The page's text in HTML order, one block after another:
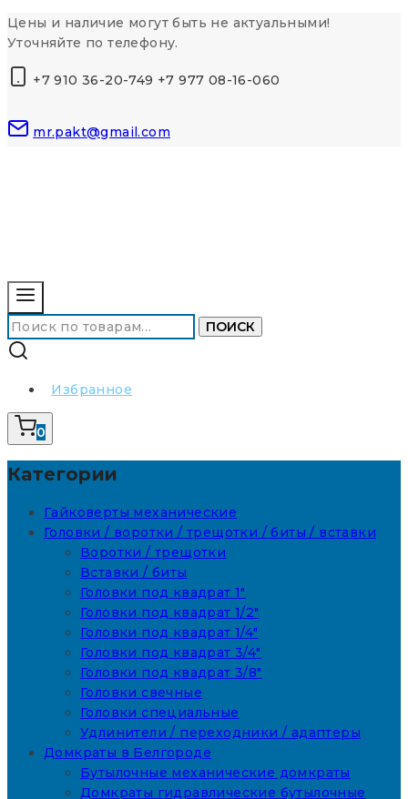
Перейти
к
Цены и наличие могут быть не актуальными!
Уточняйте по телефону.
+7 910 36-20-749 +7 977 08-16-060
mr.pakt@gmail.com
Искать: ПОИСК
Избранное
0
Категории
Гайковерты механические
Головки / воротки / трещотки / биты / вставки
Воротки / трещотки
Вставки / биты
Головки под квадрат 1"
Головки под квадрат 1/2"
Головки под квадрат 1/4"
Головки под квадрат 3/4"
Головки под квадрат 3/8"
Головки свечные
Головки специальные
Удлинители / переходники / адаптеры
Домкраты в Белгороде
Бутылочные механические домкраты
Домкраты гидравлические бутылочные